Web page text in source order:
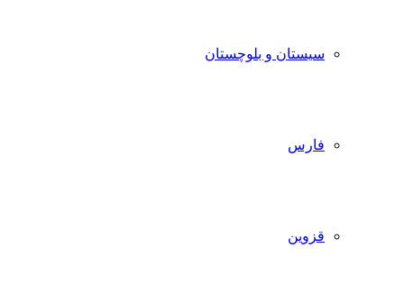
سیستان و بلوچستان
فارس
قزوین